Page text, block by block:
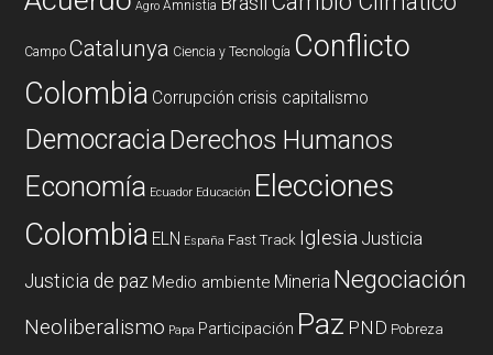
Agro Amnistia
Campo Catalunya Ciencia y Tecnología Conflicto
Colombia Corrupción crisis capitalismo
DemocraciaDerechos Humanos
Economía Ecuador Educación Elecciones
Colombia ELN España Fast Track Iglesia Justicia
Justicia de paz Medio ambiente Mineria Negociación
Neoliberalismo Papa Participación Paz PND Pobreza